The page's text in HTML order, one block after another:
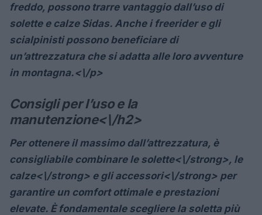
freddo, possono trarre vantaggio dall’uso di
solette e calze Sidas. Anche i freerider e gli
scialpinisti possono beneficiare di
un’attrezzatura che si adatta alle loro avventure
in montagna.<\/p>
Consigli per l’uso e la
manutenzione<\/h2>
Per ottenere il massimo dall’attrezzatura, è
consigliabile combinare le solette<\/strong>, le
calze<\/strong> e gliaccessori<\/strong> per
garantire un comfort ottimale e prestazioni
elevate. È fondamentale scegliere la soletta più